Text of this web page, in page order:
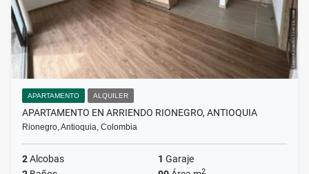
APARTAMENTO ALQUILER
APARTAMENTO EN ARRIENDO RIONEGRO, ANTIOQUIA
Rionegro, Antioquia, Colombia
2Alcobas 1 Garaje
2